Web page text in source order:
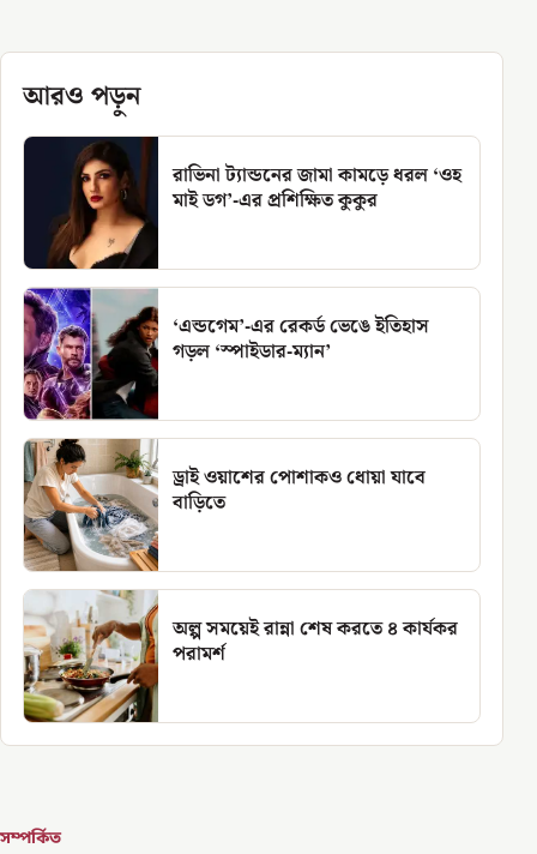
আরও পড়ুন
রাভিনা ট্যান্ডনের জামা কামড়ে ধরল ‘ওহ
মাই ডগ’-এর প্রশিক্ষিত কুকুর
‘এন্ডগেম’-এর রেকর্ড ভেঙে ইতিহাস
গড়ল ‘স্পাইডার-ম্যান’
ড্রাই ওয়াশের পোশাকও ধোয়া যাবে
বাড়িতে
অল্প সময়েই রান্না শেষ করতে ৪ কার্যকর
পরামর্শ
সম্পর্কিত